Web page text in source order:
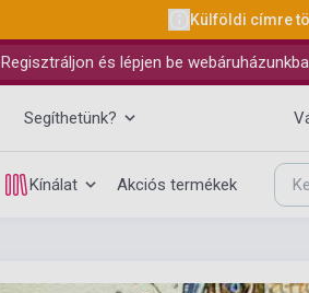
Külföldi címre
Regisztráljon és lépjen be
Segíthetünk?
Kínálat Akciós termékek